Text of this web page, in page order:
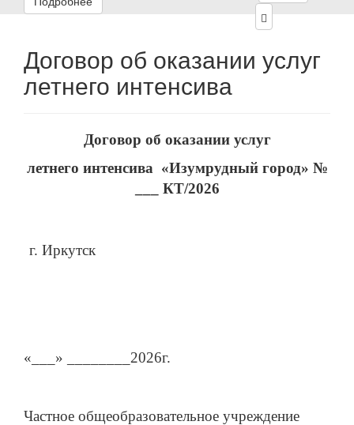
Договор об оказании услуг
летнего интенсива
Договор об оказании услуг
летнего интенсива «Изумрудный город» №
КТ/2026
г. Иркутск
«___» ________2026г.
Частное общеобразовательное учреждение